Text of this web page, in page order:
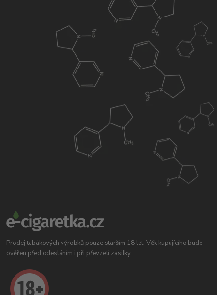
Prodej tabákových výrobků pouze starším 18 let. Věk kupujícího bude
ověřen před odesláním i při převzetí zasilky.